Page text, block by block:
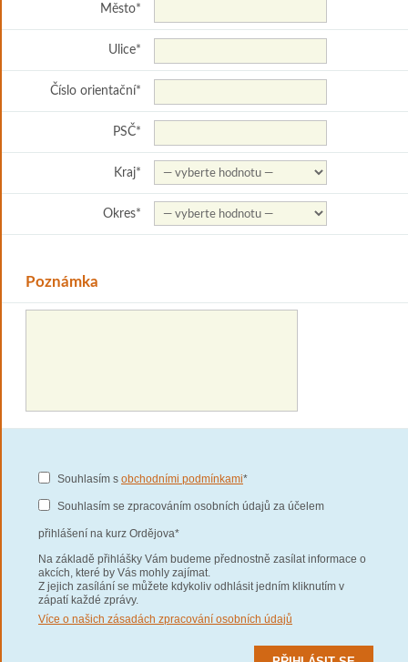
Město*
Ulice*
Číslo orientační*
PSČ*
Kraj*
Okres*
Poznámka
Souhlasím s obchodními podmínkami*
Souhlasím se zpracováním osobních údajů za účelem
přihlášení na kurz Ordějova*
Na základě přihlášky Vám budeme přednostně zasílat informace o
akcích, které by Vás mohly zajímat.
Z jejich zasílání se můžete kdykoliv odhlásit jedním kliknutím v
zápatí každé zprávy.
Více o našich zásadách zpracování osobních údajů